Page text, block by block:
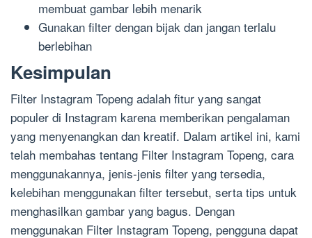
membuat gambar lebih menarik
Gunakan filter dengan bijak dan jangan terlalu
berlebihan
Kesimpulan
Filter Instagram Topeng adalah fitur yang sangat
populer di Instagram karena memberikan pengalaman
yang menyenangkan dan kreatif. Dalam artikel ini, kami
telah membahas tentang Filter Instagram Topeng, cara
menggunakannya, jenis-jenis filter yang tersedia,
kelebihan menggunakan filter tersebut, serta tips untuk
menghasilkan gambar yang bagus. Dengan
menggunakan Filter Instagram Topeng, pengguna dapat